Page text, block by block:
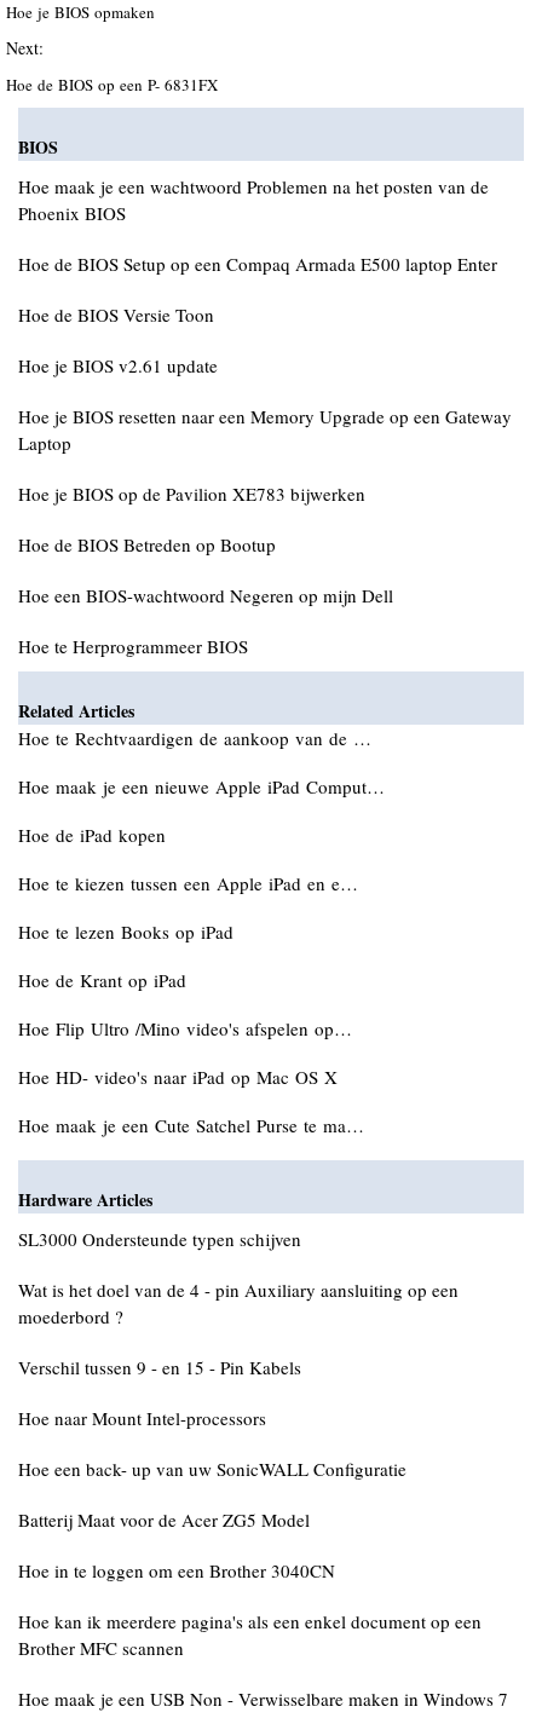
Hoe je BIOS opmaken
Next:
Hoe de BIOS op een P- 6831FX
BIOS
Hoe maak je een wachtwoord Problemen na het posten van de
Phoenix BIOS
Hoe de BIOS Setup op een Compaq Armada E500 laptop Enter
Hoe de BIOS Versie Toon
Hoe je BIOS v2.61 update
Hoe je BIOS resetten naar een Memory Upgrade op een Gateway
Laptop
Hoe je BIOS op de Pavilion XE783 bijwerken
Hoe de BIOS Betreden op Bootup
Hoe een BIOS-wachtwoord Negeren op mijn Dell
Hoe te Herprogrammeer BIOS
Related Articles
Hoe te Rechtvaardigen de aankoop van de …
Hoe maak je een nieuwe Apple iPad Comput…
Hoe de iPad kopen
Hoe te kiezen tussen een Apple iPad en e…
Hoe te lezen Books op iPad
Hoe de Krant op iPad
Hoe Flip Ultro /Mino video's afspelen op…
Hoe HD- video's naar iPad op Mac OS X
Hoe maak je een Cute Satchel Purse te ma…
Hardware Articles
SL3000 Ondersteunde typen schijven
Wat is het doel van de 4 - pin Auxiliary aansluiting op een
moederbord ?
Verschil tussen 9 - en 15 - Pin Kabels
Hoe naar Mount Intel-processors
Hoe een back- up van uw SonicWALL Configuratie
Batterij Maat voor de Acer ZG5 Model
Hoe in te loggen om een Brother 3040CN
Hoe kan ik meerdere pagina's als een enkel document op een
Brother MFC scannen
Hoe maak je een USB Non - Verwisselbare maken in Windows 7